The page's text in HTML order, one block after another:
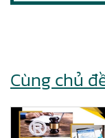
Cùng chủ